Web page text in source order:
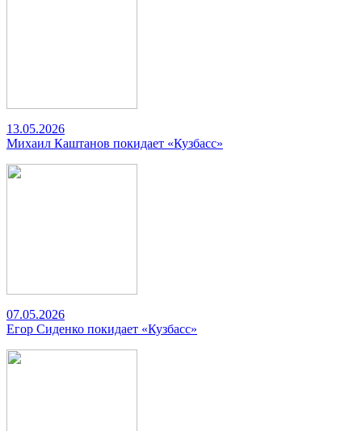
13.05.2026
Михаил Каштанов покидает «Кузбасс»
07.05.2026
Егор Сиденко покидает «Кузбасс»